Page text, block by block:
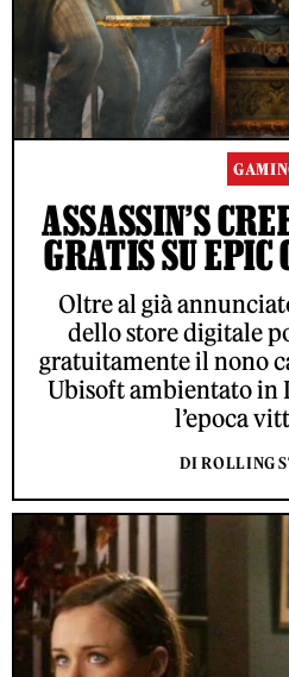
ASSASSIN’S
GRATIS SU EPIC
Oltre al già
dello store digitale
gratuitamente il nono
Ubisoft ambientato in
l’epoca
DI ROLLING